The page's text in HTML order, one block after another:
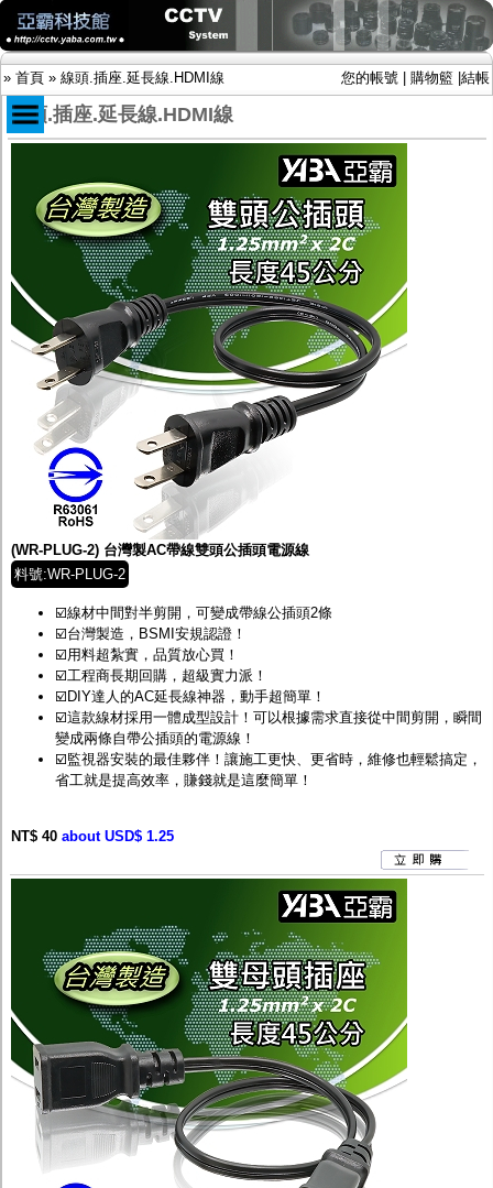
» 首頁 » 線頭.插座.延長線.HDMI線 您的帳號 購物籃 結帳
限時促銷特惠專案
IP網路攝影機及錄放影機
AHD DVR數位錄放影機
AHD半球型(適用屋內)
AHD中小型紅外線攝影機(適用騎樓、室內外)
AHD防護罩型攝影機(適用屋外，紅外線照射
距離遠）
AHD特殊功能型攝影機
旋轉型攝影機.旋轉台
傳統高解析攝影機
鏡頭
投光設備
防護罩及支架
多路攝影機單軸傳輸
監聽器.麥克風
網路設備
視訊轉換設備
雙絞線傳輸器
雜訊改善器
分配放大器
網路線用水晶頭
網路線
懶人線.同軸線.花線
線頭.插座.延長線.HDMI線
集線盒.防水盒.配線盒
變壓器.避雷器
轉接頭
偽裝嚇阻假監視器. 警示防盜貼紙
客訂商品
線頭.插座.延長線.HDMI線
(WR-PLUG-2) 台灣製AC帶線雙頭公插頭電源線
料號:WR-PLUG-2
☑️線材中間對半剪開，可變成帶線公插頭2條
☑️台灣製造，BSMI安規認證！
☑️用料超紮實，品質放心買！
☑️工程商長期回購，超級實力派！
☑️DIY達人的AC延長線神器，動手超簡單！
☑️這款線材採用一體成型設計！可以根據需求直接從中間剪開，瞬間
變成兩條自帶公插頭的電源線！
☑️監視器安裝的最佳夥伴！讓施工更快、更省時，維修也輕鬆搞定，
省工就是提高效率，賺錢就是這麼簡單！
NT$ 40 about USD$ 1.25